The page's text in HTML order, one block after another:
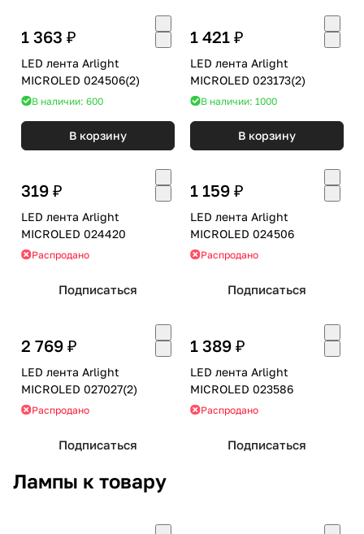
1 363 ₽
LED лента Arlight
MICROLED 024506(2)
В наличии: 600
В корзину
1 421 ₽
LED лента Arlight
MICROLED 023173(2)
В наличии: 1000
В корзину
319 ₽
LED лента Arlight
MICROLED 024420
Распродано
Подписаться
1 159 ₽
LED лента Arlight
MICROLED 024506
Распродано
Подписаться
2 769 ₽
LED лента Arlight
MICROLED 027027(2)
Распродано
Подписаться
1 389 ₽
LED лента Arlight
MICROLED 023586
Распродано
Подписаться
Лампы к товару